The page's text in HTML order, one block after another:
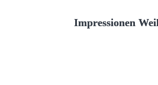
Impressionen